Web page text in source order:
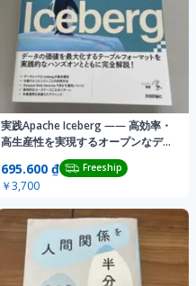
実践Apache Iceberg ―― 高効率・
高生産性を実現するオープンなデ…
695.600 ₫ Freeship
￥3,700